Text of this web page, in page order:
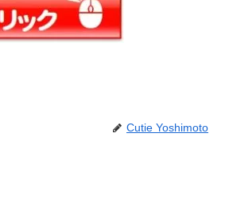
Cutie Yoshimoto